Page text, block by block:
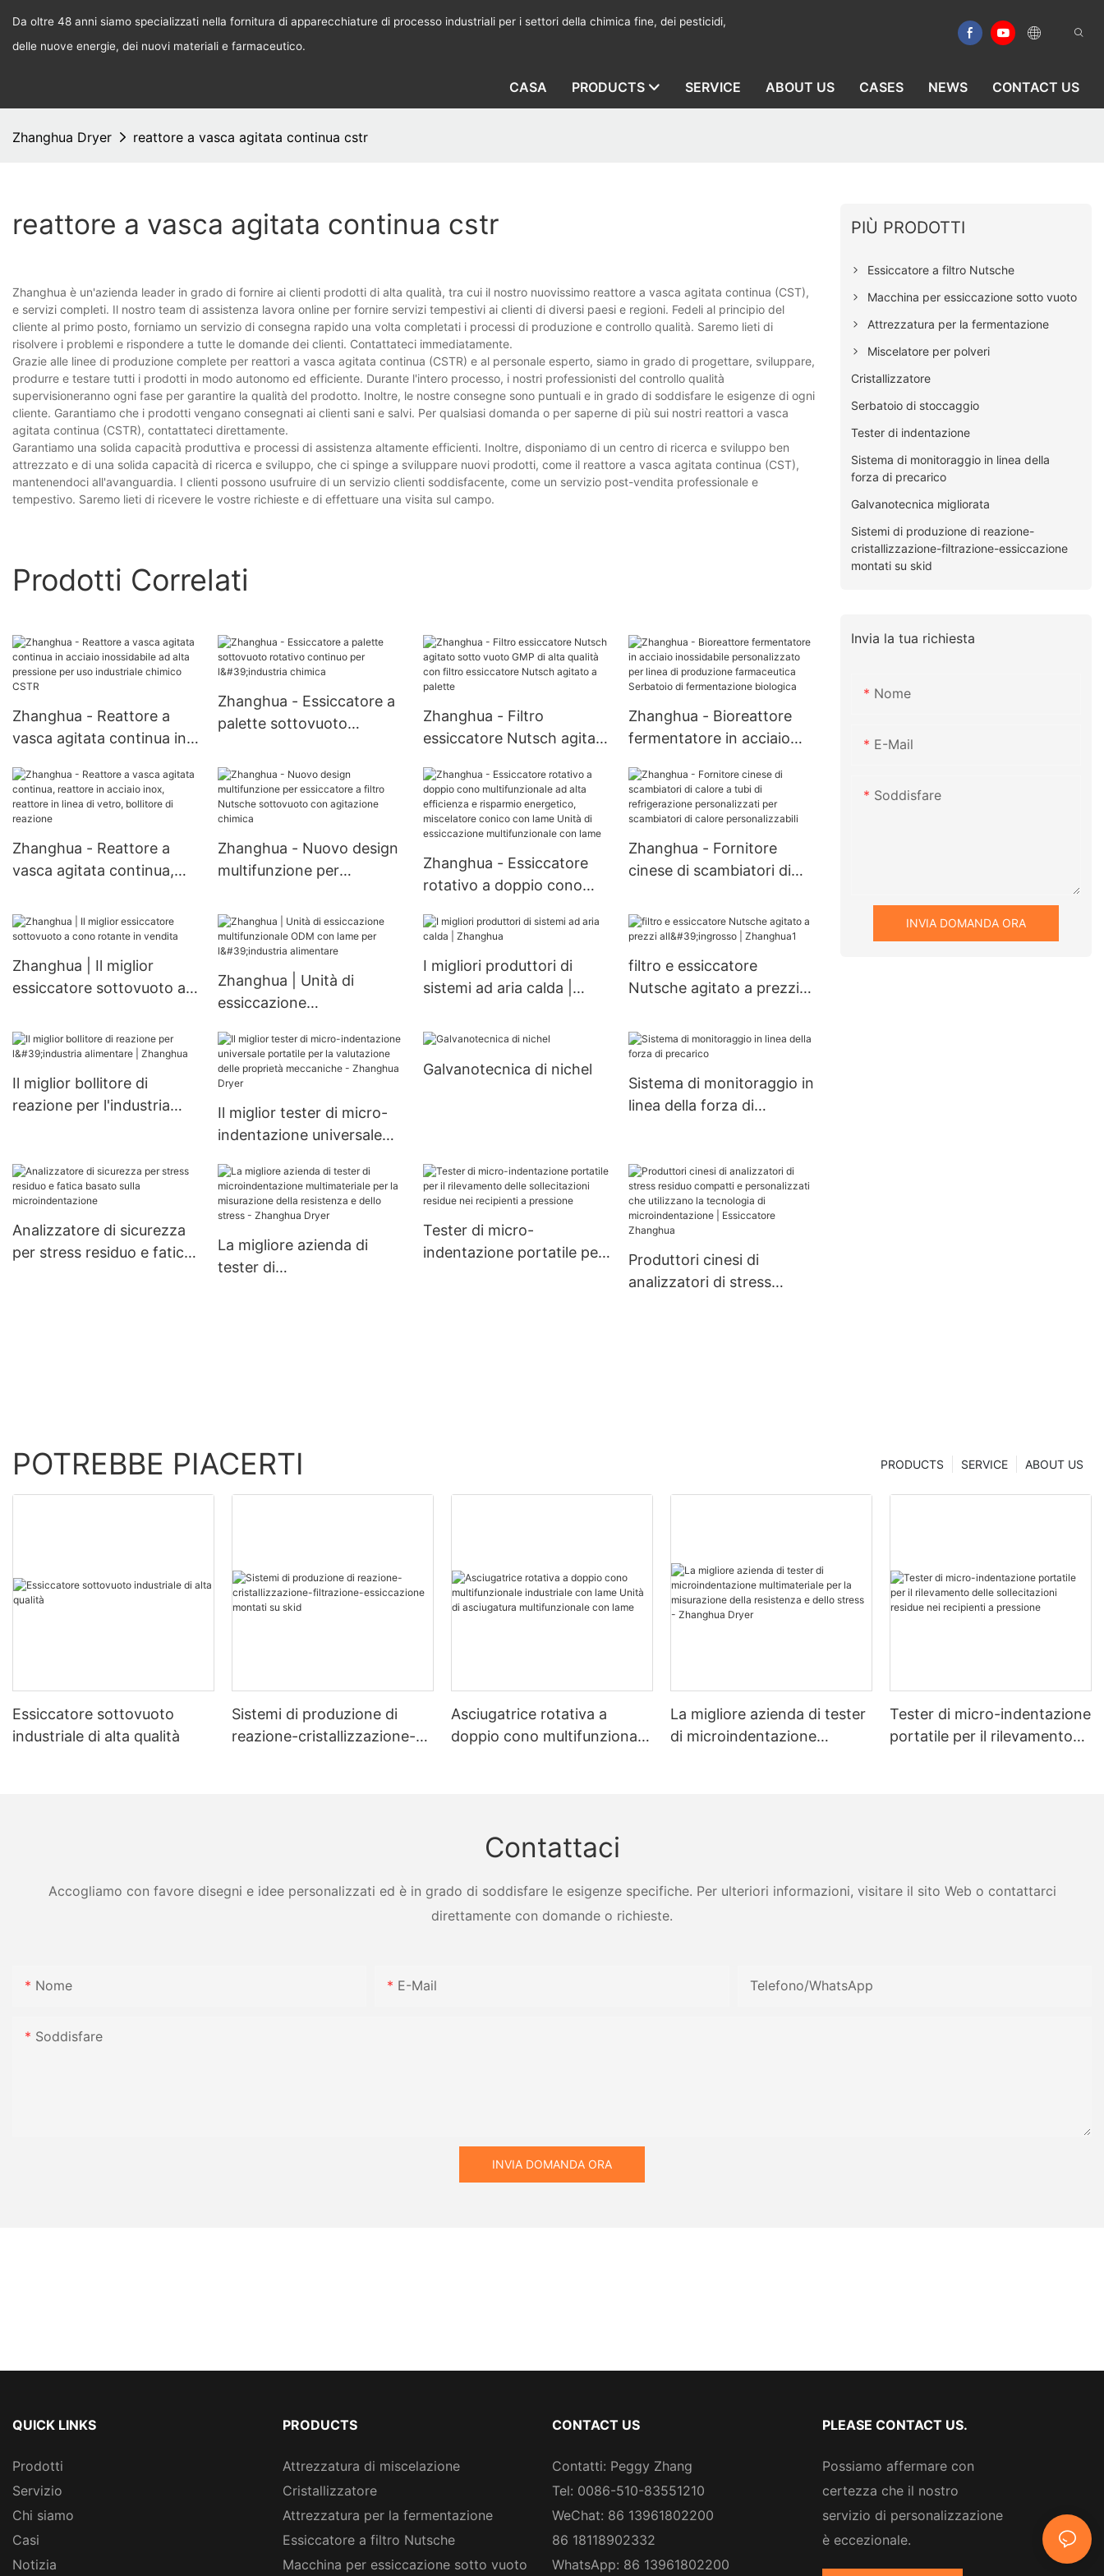
Da oltre 48 anni siamo specializzati nella fornitura di apparecchiature di processo industriali per i settori della chimica fine, dei pesticidi,
delle nuove energie, dei nuovi materiali e farmaceutico.
CASA PRODUCTS SERVICE ABOUT US CASES NEWS CONTACT US
Zhanghua Dryer reattore a vasca agitata continua cstr
reattore a vasca agitata continua cstr
Zhanghua è un'azienda leader in grado di fornire ai clienti prodotti di alta qualità, tra cui il nostro nuovissimo reattore a vasca agitata continua (CST),
e servizi completi. Il nostro team di assistenza lavora online per fornire servizi tempestivi ai clienti di diversi paesi e regioni. Fedeli al principio del
cliente al primo posto, forniamo un servizio di consegna rapido una volta completati i processi di produzione e controllo qualità. Saremo lieti di
risolvere i problemi e rispondere a tutte le domande dei clienti. Contattateci immediatamente.
Grazie alle linee di produzione complete per reattori a vasca agitata continua (CSTR) e al personale esperto, siamo in grado di progettare, sviluppare,
produrre e testare tutti i prodotti in modo autonomo ed efficiente. Durante l'intero processo, i nostri professionisti del controllo qualità
supervisioneranno ogni fase per garantire la qualità del prodotto. Inoltre, le nostre consegne sono puntuali e in grado di soddisfare le esigenze di ogni
cliente. Garantiamo che i prodotti vengano consegnati ai clienti sani e salvi. Per qualsiasi domanda o per saperne di più sui nostri reattori a vasca
agitata continua (CSTR), contattateci direttamente.
Garantiamo una solida capacità produttiva e processi di assistenza altamente efficienti. Inoltre, disponiamo di un centro di ricerca e sviluppo ben
attrezzato e di una solida capacità di ricerca e sviluppo, che ci spinge a sviluppare nuovi prodotti, come il reattore a vasca agitata continua (CST),
mantenendoci all'avanguardia. I clienti possono usufruire di un servizio clienti soddisfacente, come un servizio post-vendita professionale e
tempestivo. Saremo lieti di ricevere le vostre richieste e di effettuare una visita sul campo.
Prodotti Correlati
Zhanghua - Reattore a
vasca agitata continua in
pressione per uso
industriale chimico CSTR
Zhanghua - Essiccatore a
palette sottovuoto
l'industria chimica
Zhanghua - Filtro
essiccatore Nutsch agitato
qualità con filtro
essiccatore Nutsch agitato
a palette
Zhanghua - Bioreattore
fermentatore in acciaio
per linea di produzione
farmaceutica Serbatoio di
fermentazione biologica
Zhanghua - Reattore a
vasca agitata continua,
reattore in linea di vetro,
bollitore di reazione
Zhanghua - Nuovo design
multifunzione per
Nutsche sottovuoto con
agitazione chimica
Zhanghua - Essiccatore
rotativo a doppio cono
efficienza e risparmio
conico con lame Unità di
essiccazione
Zhanghua - Fornitore
cinese di scambiatori di
refrigerazione
personalizzati per
scambiatori di calore
personalizzabili
Zhanghua | Il miglior
essiccatore sottovuoto a
Zhanghua | Unità di
essiccazione
lame per l'industria
alimentare
I migliori produttori di
sistemi ad aria calda |
filtro e essiccatore
Nutsche agitato a prezzi
Il miglior bollitore di
reazione per l'industria
Il miglior tester di micro-
indentazione universale
delle proprietà
meccaniche - Zhanghua
Dryer
Galvanotecnica di nichel
Sistema di monitoraggio in
linea della forza di
Analizzatore di sicurezza
per stress residuo e fatica
La migliore azienda di
tester di
Tester di micro-
indentazione portatile per
Produttori cinesi di
analizzatori di stress
PIÙ PRODOTTI
Essiccatore a filtro Nutsche
Macchina per essiccazione sotto vuoto
Attrezzatura per la fermentazione
Miscelatore per polveri
Cristallizzatore
Serbatoio di stoccaggio
Tester di indentazione
Sistema di monitoraggio in linea della
forza di precarico
Galvanotecnica migliorata
Sistemi di produzione di reazione-
cristallizzazione-filtrazione-essiccazione
montati su skid
Invia la tua richiesta
Nome
E-Mail
Soddisfare
INVIA DOMANDA ORA
POTREBBE PIACERTI ABOUT US
SERVICE
PRODUCTS
Essiccatore sottovuoto
industriale di alta qualità
Sistemi di produzione di
reazione-cristallizzazione-
Asciugatrice rotativa a
doppio cono multifunzionale
La migliore azienda di tester
di microindentazione
Tester di micro-indentazione
portatile per il rilevamento
Contattaci
Accogliamo con favore disegni e idee personalizzati ed è in grado di soddisfare le esigenze specifiche. Per ulteriori informazioni, visitare il sito Web o contattarci
direttamente con domande o richieste.
Nome E-Mail Telefono/WhatsApp
Soddisfare
INVIA DOMANDA ORA
QUICK LINKS
Prodotti
Servizio
Chi siamo
Casi
Notizia
PRODUCTS
Attrezzatura di miscelazione
Cristallizzatore
Attrezzatura per la fermentazione
Essiccatore a filtro Nutsche
Macchina per essiccazione sotto vuoto
CONTACT US
Contatti: Peggy Zhang
Tel: 0086-510-83551210
WeChat: 86 13961802200
86 18118902332
WhatsApp: 86 13961802200
PLEASE CONTACT US.
Possiamo affermare con
certezza che il nostro
servizio di personalizzazione
è eccezionale.